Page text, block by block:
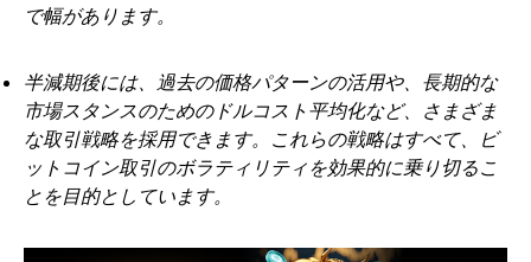
で幅があります。
半減期後には、過去の価格パターンの活用や、長期的な
市場スタンスのためのドルコスト平均化など、さまざま
な取引戦略を採用できます。これらの戦略はすべて、ビ
ットコイン取引のボラティリティを効果的に乗り切るこ
とを目的としています。